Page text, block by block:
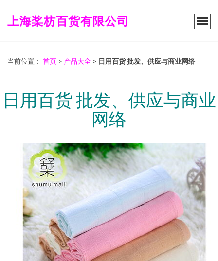
上海桨枋百货有限公司
当前位置： 首页 > 产品大全 > 日用百货 批发、供应与商业网络
日用百货 批发、供应与商业
网络